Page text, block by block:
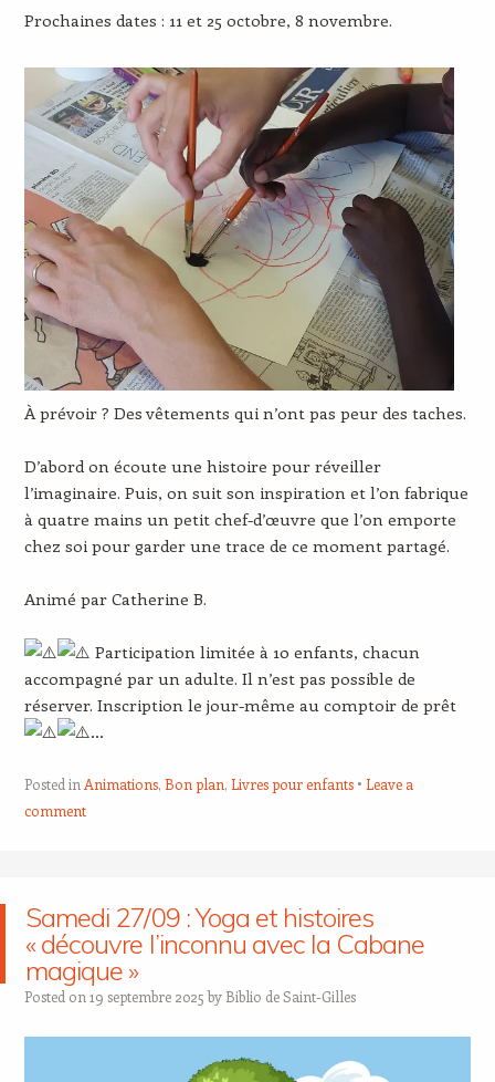
Prochaines dates : 11 et 25 octobre, 8 novembre.
À prévoir ? Des vêtements qui n’ont pas peur des taches.
D’abord on écoute une histoire pour réveiller
l’imaginaire. Puis, on suit son inspiration et l’on fabrique
à quatre mains un petit chef-d’œuvre que l’on emporte
chez soi pour garder une trace de ce moment partagé.
Animé par Catherine B.
Participation limitée à 10 enfants, chacun
accompagné par un adulte. Il n’est pas possible de
réserver. Inscription le jour-même au comptoir de prêt
…
Posted in Animations, Bon plan, Livres pour enfants
Leave a
comment
Samedi 27/09 : Yoga et histoires
« découvre l’inconnu avec la Cabane
magique »
Posted on 19 septembre 2025 by Biblio de Saint-Gilles